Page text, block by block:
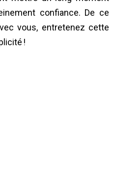
confiance. De ce
vous, entretenez cette
!